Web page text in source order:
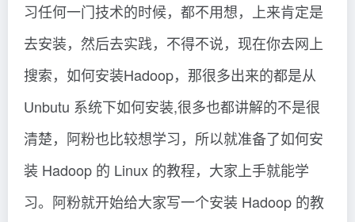
习任何一门技术的时候，都不用想，上来肯定是
去安装，然后去实践，不得不说，现在你去网上
搜索，如何安装Hadoop，那很多出来的都是从
Unbutu 系统下如何安装,很多也都讲解的不是很
清楚，阿粉也比较想学习，所以就准备了如何安
装 Hadoop 的 Linux 的教程，大家上手就能学
习。阿粉就开始给大家写一个安装 Hadoop 的教